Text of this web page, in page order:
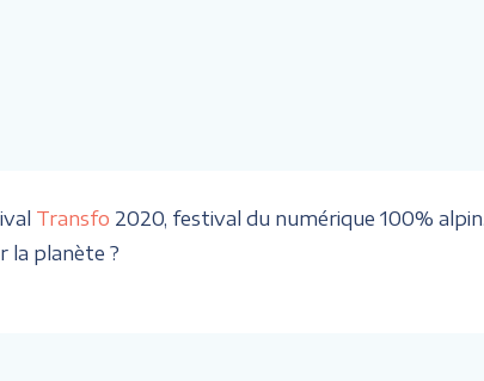
Transfo 2020, festival du numérique 100%
la planète ?